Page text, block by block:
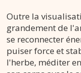
Outre la
grandement de
se reconnecter
puiser force et
l'herbe, méditer